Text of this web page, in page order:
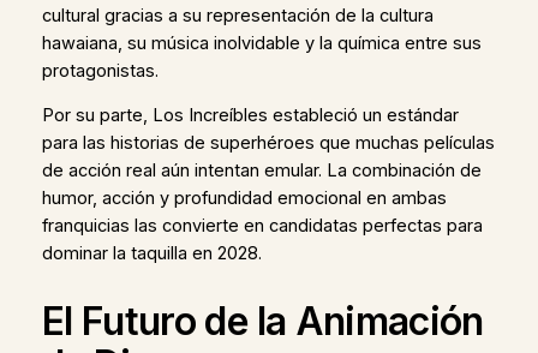
cultural gracias a su representación de la cultura
hawaiana, su música inolvidable y la química entre sus
protagonistas.
Por su parte, Los Increíbles estableció un estándar
para las historias de superhéroes que muchas películas
de acción real aún intentan emular. La combinación de
humor, acción y profundidad emocional en ambas
franquicias las convierte en candidatas perfectas para
dominar la taquilla en 2028.
El Futuro de la Animación